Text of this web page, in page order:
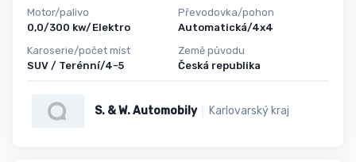
Motor/palivo
0,0/300 kw/Elektro
Karoserie/počet míst
SUV / Terénní/4-5
Převodovka/pohon
Automatická/4x4
Země původu
Česká republika
S. & W. Automobily Karlovarský kraj